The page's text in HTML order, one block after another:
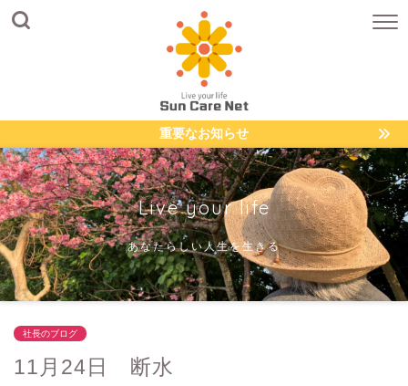
重要なお知らせ
Live your life
あなたらしい人生を生きる
社長のブログ
11月24日 断水